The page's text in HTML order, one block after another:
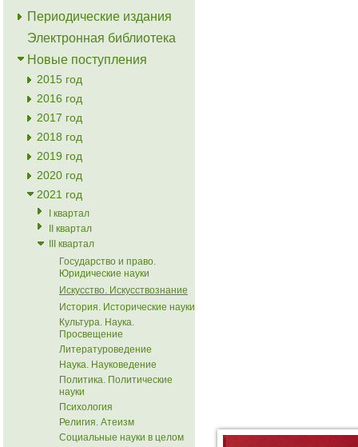
Периодические издания
Электронная библиотека
Новые поступления
2015 год
2016 год
2017 год
2018 год
2019 год
2020 год
2021 год
I квартал
II квартал
III квартал
Государство и право.
Юридические науки
Искусство. Искусствознание
История. Исторические науки
Культура. Наука.
Просвещение
Литературоведение
Наука. Науковедение
Политика. Политические
науки
Психология
Религия. Атеизм
Социальные науки в целом